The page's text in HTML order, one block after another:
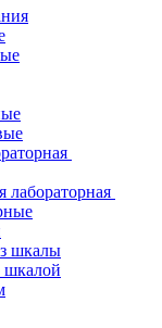
лабораторная
шкалы
шкалой